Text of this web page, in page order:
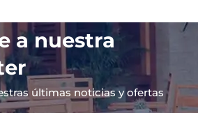
a nuestra
últimas noticias y ofertas